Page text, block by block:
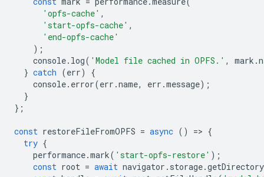
'opfs-cache' ,
'start-opfs-cache' ,
'end-opfs-cache'
);
console. log( 'Model file cached in OPFS.' , mark .
} catch (err)
{
console. error(err .name, err .message);
}
};
const restoreFileFromOPFS = async () => {
try {
performance.mark( 'start-opfs-restore' );
const root = await navigator . storage.getDirectory